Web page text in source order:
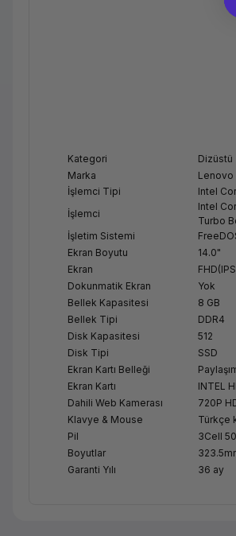
Kategori
Dizüstü
Marka
Lenovo
İşlemci Tipi
Intel
İşlemci
Intel
Turbo
İşletim Sistemi
Ekran Boyutu
14.0"
Ekran
Dokunmatik Ekran
Yok
Bellek Kapasitesi
8 GB
Bellek Tipi
DDR4
Disk Kapasitesi
512
Disk Tipi
SSD
Ekran Kartı Belleği
Ekran Kartı
INTEL
Dahili Web Kamerası
720P
Klavye & Mouse
Türkçe
Pil
3Cell
Boyutlar
Garanti Yılı
36 ay